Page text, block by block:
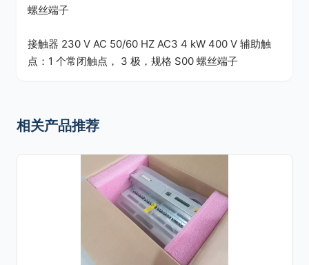
螺丝端子
接触器 230 V AC 50/60 HZ AC3 4 kW 400 V 辅助触
点：1 个常闭触点， 3 极，规格 S00 螺丝端子
相关产品推荐